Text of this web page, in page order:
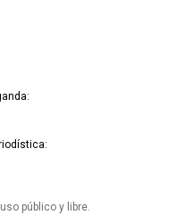
público y libre.